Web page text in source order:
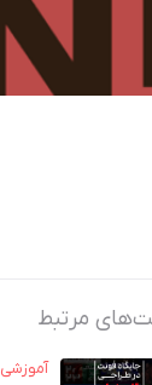
مرتبط
آموزشی